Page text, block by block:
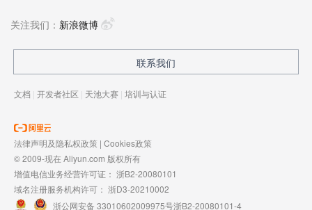
关注我们： 新浪微博
联系我们
文档 | 开发者社区 | 天池大赛 | 培训与认证
法律声明及隐私权政策 | Cookies政策
© 2009-现在 Aliyun.com 版权所有
增值电信业务经营许可证： 浙B2-20080101
域名注册服务机构许可： 浙D3-20210002
浙公网安备 33010602009975号浙B2-20080101-4